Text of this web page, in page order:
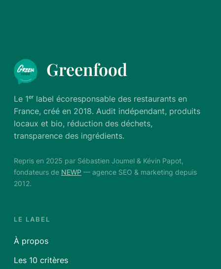
Greenfood
Le 1ᵉʳ label écoresponsable des restaurants en
France, créé en 2018. Audit indépendant, produits
locaux et bio, réduction des déchets,
transparence des ingrédients.
Repris en 2025 par Sébastien Joumel & Kévin Papot,
fondateurs de NEWP — agence SEO & marketing depuis
2012.
LE LABEL
À propos
Les 10 critères